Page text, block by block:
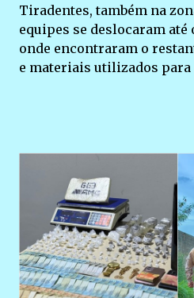
Tiradentes, também na
equipes se deslocaram
onde encontraram o
e materiais utilizados para